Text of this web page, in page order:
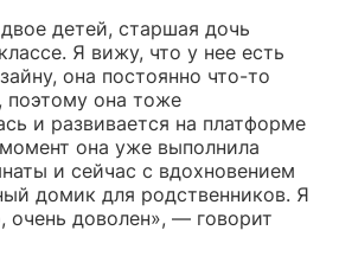
детей, старшая дочь
Я вижу, что у нее есть
она постоянно что-то
поэтому она тоже
и развивается на платформе
она уже выполнила
и сейчас с вдохновением
домик для родственников. Я
очень доволен», — говорит